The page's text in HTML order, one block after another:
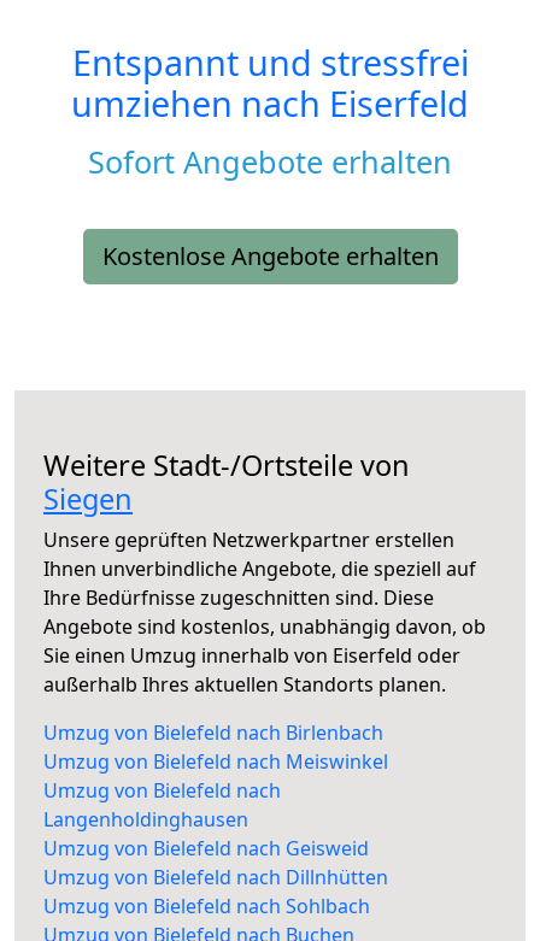
Entspannt und stressfrei
umziehen nach Eiserfeld
Sofort Angebote erhalten
Kostenlose Angebote erhalten
Weitere Stadt-/Ortsteile von
Siegen
Unsere geprüften Netzwerkpartner erstellen
Ihnen unverbindliche Angebote, die speziell auf
Ihre Bedürfnisse zugeschnitten sind. Diese
Angebote sind kostenlos, unabhängig davon, ob
Sie einen Umzug innerhalb von Eiserfeld oder
außerhalb Ihres aktuellen Standorts planen.
Umzug von Bielefeld nach Birlenbach
Umzug von Bielefeld nach Meiswinkel
Umzug von Bielefeld nach
Langenholdinghausen
Umzug von Bielefeld nach Geisweid
Umzug von Bielefeld nach Dillnhütten
Umzug von Bielefeld nach Sohlbach
Umzug von Bielefeld nach Buchen